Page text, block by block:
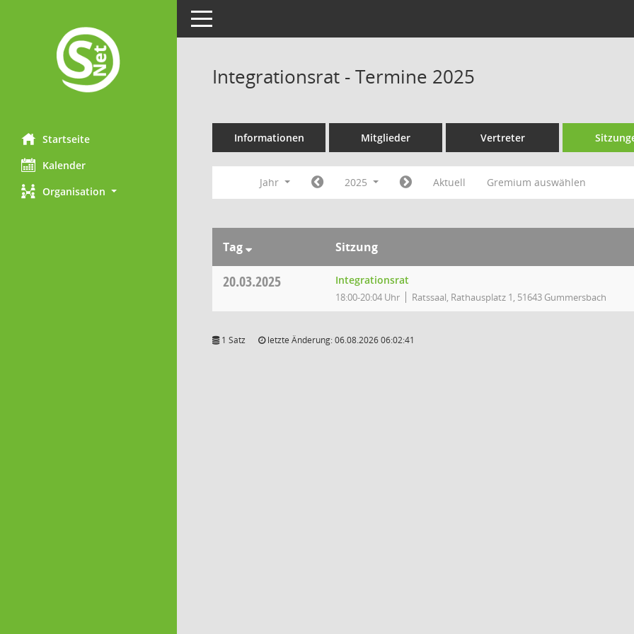
Startseite
Kalender
Organisation
Toggle navigation
Integrationsrat - Termine 2025
Informationen Mitglieder Vertreter
Jahr 2025 Aktuell Gremium auswählen
Tag Sitzung
20.03.2025 Integrationsrat
18:00-20:04 Uhr Ratssaal, Rathausplatz 1, 51643 Gummersbach
1 Satz letzte Änderung: 06.08.2026 06:02:41